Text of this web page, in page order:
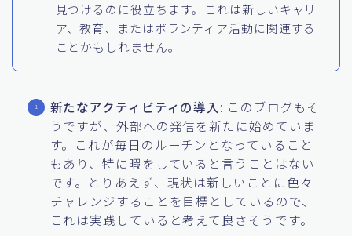
見つけるのに役立ちます。これは新しいキャリ
ア、教育、またはボランティア活動に関連する
ことかもしれません。
新たなアクティビティの導入 : このブログもそ
うですが、外部への発信を新たに始めていま
す。これが毎日のルーチンとなっていること
もあり、特に暇をしていると言うことはない
です。とりあえず、現状は新しいことに色々
チャレンジすることを目標としているので、
これは実践していると考えて良さそうです。